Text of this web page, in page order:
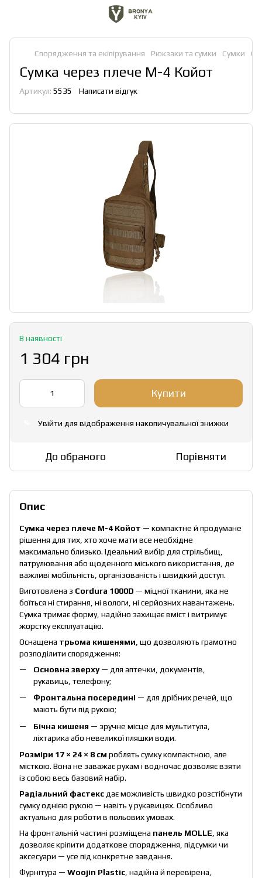
Спорядження та екіпірування Рюкзаки та сумки Сумки
Сумка через плече М-4 Койот
Артикул: 5535 Написати відгук
В наявності
1 304 грн
Купити
Увійти для відображення накопичувальної знижки
До обраного Порівняти
Опис
Сумка через плече М-4 Койот — компактне й продумане
рішення для тих, хто хоче мати все необхідне
максимально близько. Ідеальний вибір для стрільбищ,
патрулювання або щоденного міського використання, де
важливі мобільність, організованість і швидкий доступ.
Виготовлена з Cordura 1000D — міцної тканини, яка не
боїться ні стирання, ні вологи, ні серйозних навантажень.
Сумка тримає форму, надійно захищає вміст і витримує
жорстку експлуатацію.
Оснащена трьома кишенями , що дозволяють грамотно
розподілити спорядження:
Основна зверху— для аптечки, документів,
рукавиць, телефону;
Фронтальна посередині — для дрібних речей, що
мають бути під рукою;
Бічна кишеня — зручне місце для мультитула,
ліхтарика або невеликої пляшки води.
Розміри 17 × 24 × 8 см роблять сумку компактною, але
місткою. Вона не заважає рухам і водночас дозволяє взяти
із собою весь базовий набір.
Радіальний фастекс дає можливість швидко розстібнути
сумку однією рукою — навіть у рукавицях. Особливо
актуально для роботи в польових умовах.
На фронтальній частині розміщена панель MOLLE , яка
дозволяє кріпити додаткове спорядження, підсумки чи
аксесуари — усе під конкретне завдання.
Фурнітура — Woojin Plastic , надійна й перевірена,